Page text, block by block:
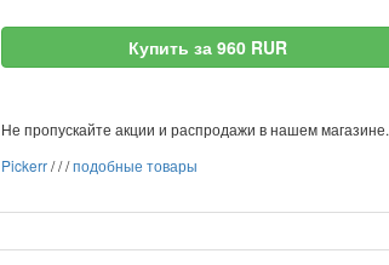
Купить за 960 RUR
Не пропускайте акции и распродажи в нашем магазине.
Pickerr///подобные товары